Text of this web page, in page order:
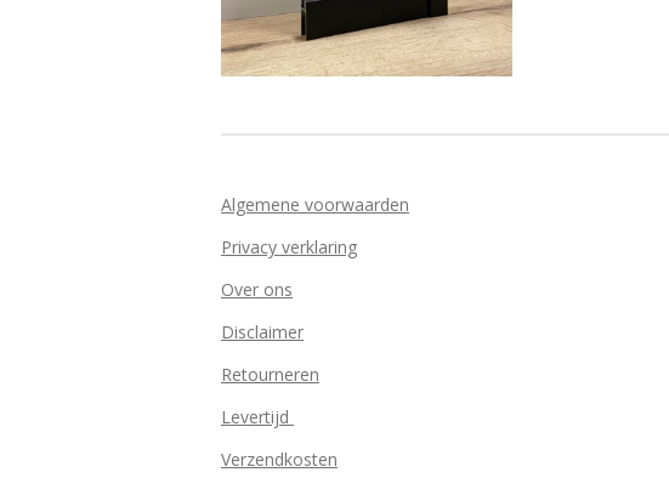
Algemene voorwaarden
Privacy verklaring
Over ons
Disclaimer
Retourneren
Levertijd
Verzendkosten